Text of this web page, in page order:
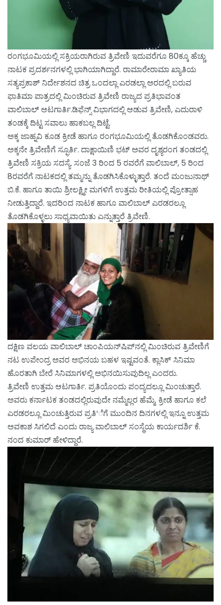
ರಂಗಭೂಮಿಯಲ್ಲಿ ಸಕ್ರಿಯರಾಗಿರುವ ತ್ರಿವೇಣಿ ಇದುವರೆಗೂ 80ಕ್ಕೂ ಹೆಚ್ಚು
ನಾಟಕ ಪ್ರದರ್ಶನಗಳಲ್ಲಿ ಭಾಗಿಯಾಗಿದ್ದಾರೆ. ರಾಮಾರೇರಾಮಾ ಖ್ಯಾತಿಯ
ಸತ್ಯಪ್ರಕಾಶ್ ನಿರ್ದೇಶನದ ಚಿತ್ರ ಒಂದಲ್ಲಾ ಎರಡಲ್ಲಾ ಅರದಲ್ಲಿ ಬರುವ
ಫಾತಿಮಾ ಪಾತ್ರದಲ್ಲಿ ಮಿಂಚಿರುವ ತ್ರಿವೇಣಿ ರಾಜ್ಯದ ಪ್ರತಿಭಾವಂತ
ವಾಲಿಬಾಲ್ ಆಟಗಾರ್ತಿ.ಡಿಫೆನ್ಸ್ ವಿಭಾಗದಲ್ಲಿ ಆಡುವ ತ್ರಿವೇಣಿ, ಎದುರಾಳಿ
ತಂಡಕ್ಕೆ ದಿಟ್ಟ ಸವಾಲು ಹಾಕಬಲ್ಲ ದಿಟ್ಟೆ.
ಅಕ್ಕ ಜಾಹ್ನವಿ ಕೂಡ ಕ್ರೀಡೆ ಹಾಗೂ ರಂಗಭೂಮಿಯಲ್ಲಿ ತೊಡಗಿಕೊಂಡವರು.
ಅಕ್ಕನೇ ತ್ರಿವೇಣಿಗೆ ಸ್ಫೂರ್ತಿ. ದಾಕ್ಷಾಯಿಣಿ ಭಟ್ ಅವರ ದೃಶ್ಯರಂಗ ತಂಡದಲ್ಲಿ
ತ್ರಿವೇಣಿ ಸಕ್ರಿಯ ಸದಸ್ಯೆ. ಸಂಜೆ 3 ರಿಂದ 5 ರವರೆಗೆ ವಾಲಿಬಾಲ್, 5 ರಿಂದ
8ರವರೆಗೆ ನಾಟಕದಲ್ಲಿ ತಮ್ಮನ್ನು ತೊಡಗಿಸಿಕೊಳ್ಳುತ್ತಾರೆ. ತಂದೆ ಮಂಜುನಾಥ್
ಬಿ.ಕೆ. ಹಾಗೂ ತಾಯಿ ಶ್ರೀಲಕ್ಷ್ಮೀ ಮಗಳಿಗೆ ಉತ್ತಮ ರೀತಿಯಲ್ಲಿ ಪ್ರೋತ್ಸಾಹ
ನೀಡುತ್ತಿದ್ದಾರೆ. ಇದರಿಂದ ನಾಟಕ ಹಾಗೂ ವಾಲಿಬಾಲ್ ಎರಡರಲ್ಲೂ
ತೊಡಗಿಕೊಳ್ಳಲು ಸಾಧ್ಯವಾಯಿತು ಎನ್ನುತ್ತಾರೆ ತ್ರಿವೇಣಿ.
ದಕ್ಷಿಣ ವಲಯ ವಾಲಿಬಾಲ್ ಚಾಂಪಿಯನ್‌ಷಿಪ್‌ನಲ್ಲಿ ಮಿಂಚಿರುವ ತ್ರಿವೇಣಿಗೆ
ನಟ ಉಪೇಂದ್ರ ಅವರ ಅಭಿನಯ ಬಹಳ ಇಷ್ಟವಂತೆ. ಕ್ಲಾಸಿಕ್ ಸಿನಿಮಾ
ಹೊರತಾಗಿ ಬೇರೆ ಸಿನಿಮಾಗಳಲ್ಲಿ ಅಭಿನಯಿಸುವುದಿಲ್ಲ ಎಂದರು.
ತ್ರಿವೇಣಿ ಉತ್ತಮ ಆಟಗಾರ್ತಿ. ಪ್ರತಿಯೊಂದು ಪಂದ್ಯದಲ್ಲೂ ಮಿಂಚುತ್ತಾರೆ.
ಅವರು ಕರ್ನಾಟಕ ತಂಡದಲ್ಲಿರುವುದೇ ನಮ್ಮೆಲ್ಲರ ಹೆಮ್ಮೆ. ಕ್ರೀಡೆ ಹಾಗೂ ಕಲೆ
ಎರಡರಲ್ಲೂ ಮಿಂಚುತ್ತಿರುವ ಪ್ರತಿ‘ೆಗೆ ಮುಂದಿನ ದಿನಗಳಲ್ಲಿ ಇನ್ನೂ ಉತ್ತಮ
ಅವಕಾಶ ಸಿಗಲಿದೆ ಎಂದು ರಾಜ್ಯ ವಾಲಿಬಾಲ್ ಸಂಸ್ಥೆಯ ಕಾರ್ಯದರ್ಶಿ ಕೆ.
ನಂದ ಕುಮಾರ್ ಹೇಳಿದ್ದಾರೆ.